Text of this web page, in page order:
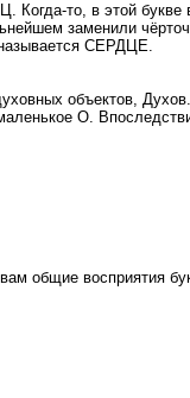
Когда-то, в этой
заменили
СЕРДЦЕ.
объектов,
О.
общие восприятия